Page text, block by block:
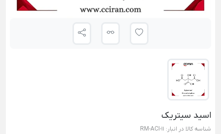
اسید سیتریک
شناسه کالا در انبار: RM-ACI-11